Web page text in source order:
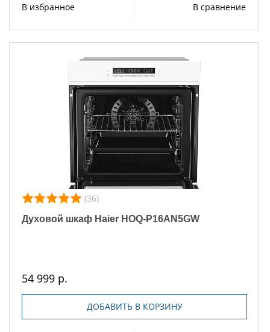
В избранное В сравнение
(36)
Духовой шкаф Haier HOQ-P16AN5GW
54 999 р.
ДОБАВИТЬ В КОРЗИНУ